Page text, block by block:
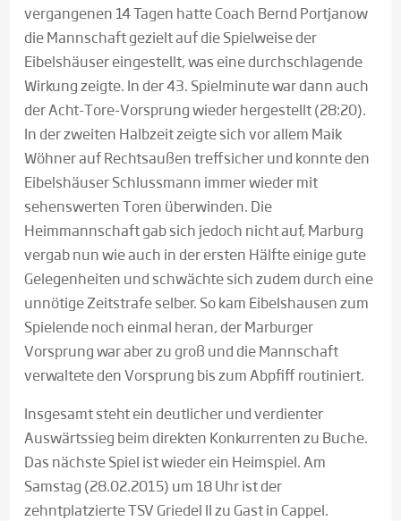
vergangenen 14 Tagen hatte Coach Bernd Portjanow
die Mannschaft gezielt auf die Spielweise der
Eibelshäuser eingestellt, was eine durchschlagende
Wirkung zeigte. In der 43. Spielminute war dann auch
der Acht-Tore-Vorsprung wieder hergestellt (28:20).
In der zweiten Halbzeit zeigte sich vor allem Maik
Wöhner auf Rechtsaußen treffsicher und konnte den
Eibelshäuser Schlussmann immer wieder mit
sehenswerten Toren überwinden. Die
Heimmannschaft gab sich jedoch nicht auf, Marburg
vergab nun wie auch in der ersten Hälfte einige gute
Gelegenheiten und schwächte sich zudem durch eine
unnötige Zeitstrafe selber. So kam Eibelshausen zum
Spielende noch einmal heran, der Marburger
Vorsprung war aber zu groß und die Mannschaft
verwaltete den Vorsprung bis zum Abpfiff routiniert.
Insgesamt steht ein deutlicher und verdienter
Auswärtssieg beim direkten Konkurrenten zu Buche.
Das nächste Spiel ist wieder ein Heimspiel. Am
Samstag (28.02.2015) um 18 Uhr ist der
zehntplatzierte TSV Griedel II zu Gast in Cappel.